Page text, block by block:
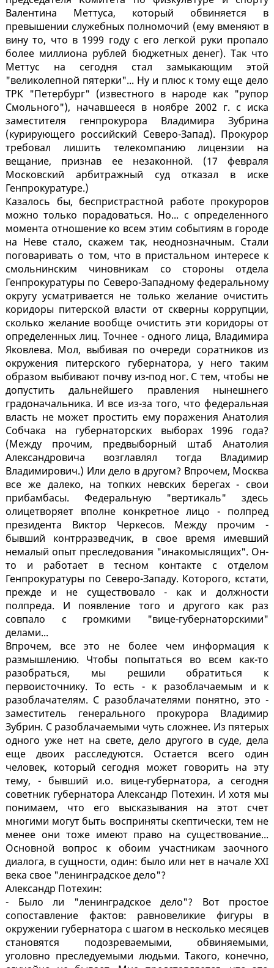
Валентина Меттуса, который обвиняется в
превышении служебных полномочий (ему вменяют в
вину то, что в 1999 году c его легкой руки пропало
более миллиона рублей бюджетных денег). Так что
Меттус на сегодня стал замыкающим этой
"великолепной пятерки"... Ну и плюс к тому еще дело
ТРК "Петербург" (известного в народе как "рупор
Смольного"), начавшееся в ноябре 2002 г. с иска
заместителя генпрокурора Владимира Зубрина
(курирующего российский Северо-Запад). Прокурор
требовал лишить телекомпанию лицензии на
вещание, признав ее незаконной. (17 февраля
Московский арбитражный суд отказал в иске
Генпрокуратуре.)
Казалось бы, беспристрастной работе прокуроров
можно только порадоваться. Но... с определенного
момента отношение ко всем этим событиям в городе
на Неве стало, скажем так, неоднозначным. Стали
поговаривать о том, что в пристальном интересе к
смольнинским чиновникам со стороны отдела
Генпрокуратуры по Северо-Западному федеральному
округу усматривается не только желание очистить
коридоры питерской власти от скверны коррупции,
сколько желание вообще очистить эти коридоры от
определенных лиц. Точнее - одного лица, Владимира
Яковлева. Мол, выбивая по очереди соратников из
окружения питерского губернатора, у него таким
образом выбивают почву из-под ног. С тем, чтобы не
допустить дальнейшего правления нынешнего
градоначальника. И все из-за того, что федеральная
власть не может простить ему поражения Анатолия
Собчака на губернаторских выборах 1996 года?
(Между прочим, предвыборный штаб Анатолия
Александровича возглавлял тогда Владимир
Владимирович.) Или дело в другом? Впрочем, Москва
все же далеко, на топких невских берегах - свои
прибамбасы. Федеральную "вертикаль" здесь
олицетворяет вполне конкретное лицо - полпред
президента Виктор Черкесов. Между прочим -
бывший контрразведчик, в свое время имевший
немалый опыт преследования "инакомыслящих". Он-
то и работает в тесном контакте с отделом
Генпрокуратуры по Северо-Западу. Которого, кстати,
прежде и не существовало - как и должности
полпреда. И появление того и другого как раз
совпало с громкими "вице-губернаторскими"
делами...
Впрочем, все это не более чем информация к
размышлению. Чтобы попытаться во всем как-то
разобраться, мы решили обратиться к
первоисточнику. То есть - к разоблачаемым и к
разоблачателям. С разоблачателями понятно, это -
заместитель генерального прокурора Владимир
Зубрин. С разоблачаемыми чуть сложнее. Из пятерых
одного уже нет на свете, дело другого в суде, дела
еще двоих расследуются. Остается всего один
человек, который сегодня может говорить на эту
тему, - бывший и.о. вице-губернатора, а сегодня
советник губернатора Александр Потехин. И хотя мы
понимаем, что его высказывания на этот счет
многими могут быть восприняты скептически, тем не
менее они тоже имеют право на существование...
Основной вопрос к обоим участникам заочного
диалога, в сущности, один: было или нет в начале XXI
века свое "ленинградское дело"?
Александр Потехин:
- Было ли "ленинградское дело"? Вот простое
сопоставление фактов: равновеликие фигуры в
окружении губернатора с шагом в несколько месяцев
становятся подозреваемыми, обвиняемыми,
уголовно преследуемыми людьми. Такого, конечно,